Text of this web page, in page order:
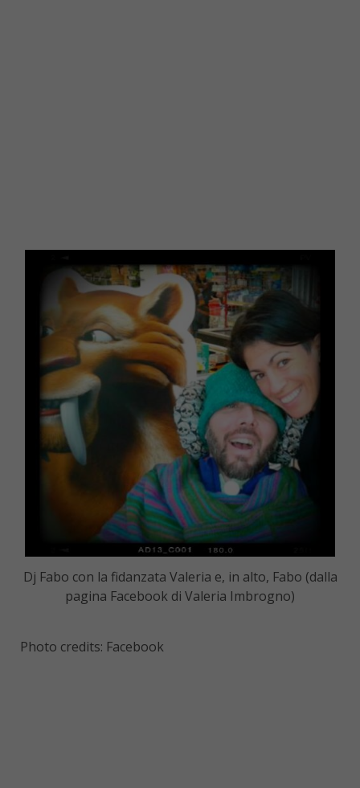
Dj Fabo con la fidanzata Valeria e, in alto, Fabo (dalla
pagina Facebook di Valeria Imbrogno)
Photo credits: Facebook